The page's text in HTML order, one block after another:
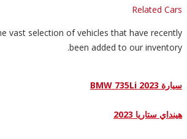
Related Cars
vast selection of vehicles that have recently
been added to our inventory.
سيارة BMW 735Li 2023
هينداي ستاريا 2023